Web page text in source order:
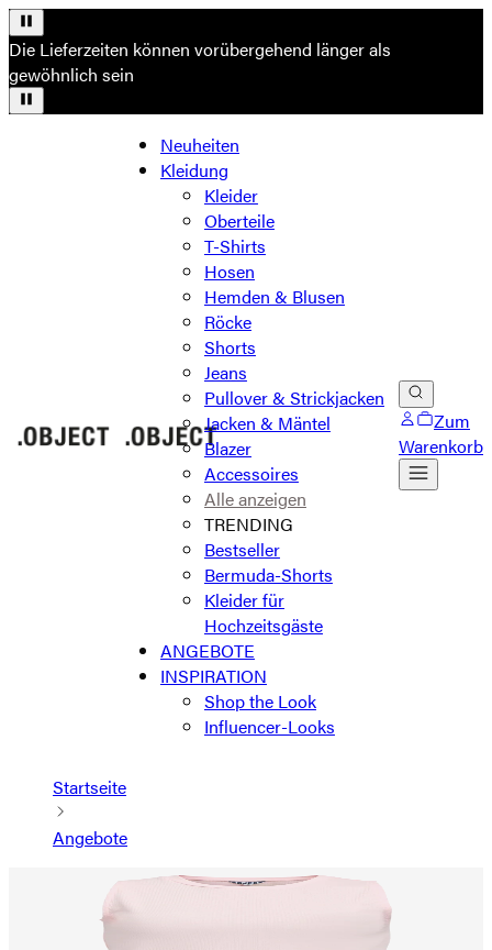
Die Lieferzeiten können vorübergehend länger als
gewöhnlich sein
Neuheiten
Kleidung
Kleider
Oberteile
T-Shirts
Hosen
Hemden & Blusen
Röcke
Shorts
Jeans
Pullover & Strickjacken
Jacken & Mäntel
Blazer
Accessoires
Alle anzeigen
TRENDING
Bestseller
Bermuda-Shorts
Kleider für
Hochzeitsgäste
ANGEBOTE
INSPIRATION
Shop the Look
Influencer-Looks
Zum
Warenkorb
Startseite
Angebote